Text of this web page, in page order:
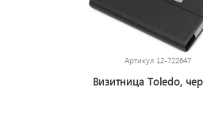
Артикул 12-722647
Визитница Тoledo,